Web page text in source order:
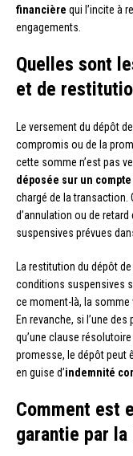
financière qui l’incite à
engagements.
Quelles sont
et de
Le versement du dépôt
compromis ou de la
cette somme n’est pas
déposée sur un
chargé de la transaction.
d’annulation ou de
suspensives prévues
La restitution du dépôt
conditions suspensives
ce moment-là, la somme
En revanche, si l’une
qu’une clause
promesse, le dépôt peut
en guise d’indemnité
Comment est
garantie par la